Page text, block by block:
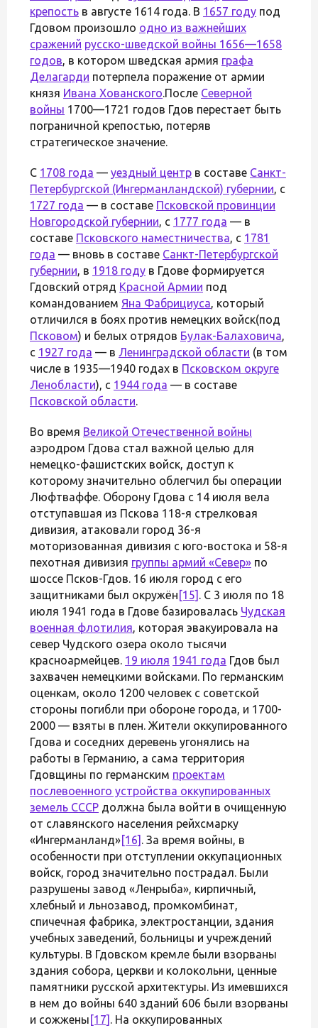
крепость в августе 1614 года. В 1657 году под
Гдовом произошло одно из важнейших
сражений русско-шведской войны 1656—1658
годов, в котором шведская армия графа
Делагарди потерпела поражение от армии
князя Ивана Хованского.После Северной
войны 1700—1721 годов Гдов перестает быть
пограничной крепостью, потеряв
стратегическое значение.
С 1708 года — уездный центр в составе Санкт-
Петербургской (Ингерманландской) губернии, с
1727 года — в составе Псковской провинции
Новгородской губернии, с 1777 года — в
составе Псковского наместничества, с 1781
года — вновь в составе Санкт-Петербургской
губернии, в 1918 году в Гдове формируется
Гдовский отряд Красной Армии под
командованием Яна Фабрициуса, который
отличился в боях против немецких войск(под
Псковом) и белых отрядов Булак-Балаховича,
с 1927 года — в Ленинградской области (в том
числе в 1935—1940 годах в Псковском округе
Ленобласти), с 1944 года — в составе
Псковской области.
Во время Великой Отечественной войны
аэродром Гдова стал важной целью для
немецко-фашистских войск, доступ к
которому значительно облегчил бы операции
Люфтваффе. Оборону Гдова с 14 июля вела
отступавшая из Пскова 118-я стрелковая
дивизия, атаковали город 36-я
моторизованная дивизия с юго-востока и 58-я
пехотная дивизия группы армий «Север» по
шоссе Псков-Гдов. 16 июля город с его
защитниками был окружён [15] . C 3 июля по 18
июля 1941 года в Гдове базировалась Чудская
военная флотилия, которая эвакуировала на
север Чудского озера около тысячи
красноармейцев. 19 июля 1941 года Гдов был
захвачен немецкими войсками. По германским
оценкам, около 1200 человек с советской
стороны погибли при обороне города, и 1700-
2000 — взяты в плен. Жители оккупированного
Гдова и соседних деревень угонялись на
работы в Германию, а сама территория
Гдовщины по германским проектам
послевоенного устройства оккупированных
земель СССР должна была войти в очищенную
от славянского населения рейхсмарку
«Ингерманланд»[16] . За время войны, в
особенности при отступлении оккупационных
войск, город значительно пострадал. Были
разрушены завод «Ленрыба», кирпичный,
хлебный и льнозавод, промкомбинат,
спичечная фабрика, электростанции, здания
учебных заведений, больницы и учреждений
культуры. В Гдовском кремле были взорваны
здания собора, церкви и колокольни, ценные
памятники русской архитектуры. Из имевшихся
в нем до войны 640 зданий 606 были взорваны
и сожжены [17] . На оккупированных